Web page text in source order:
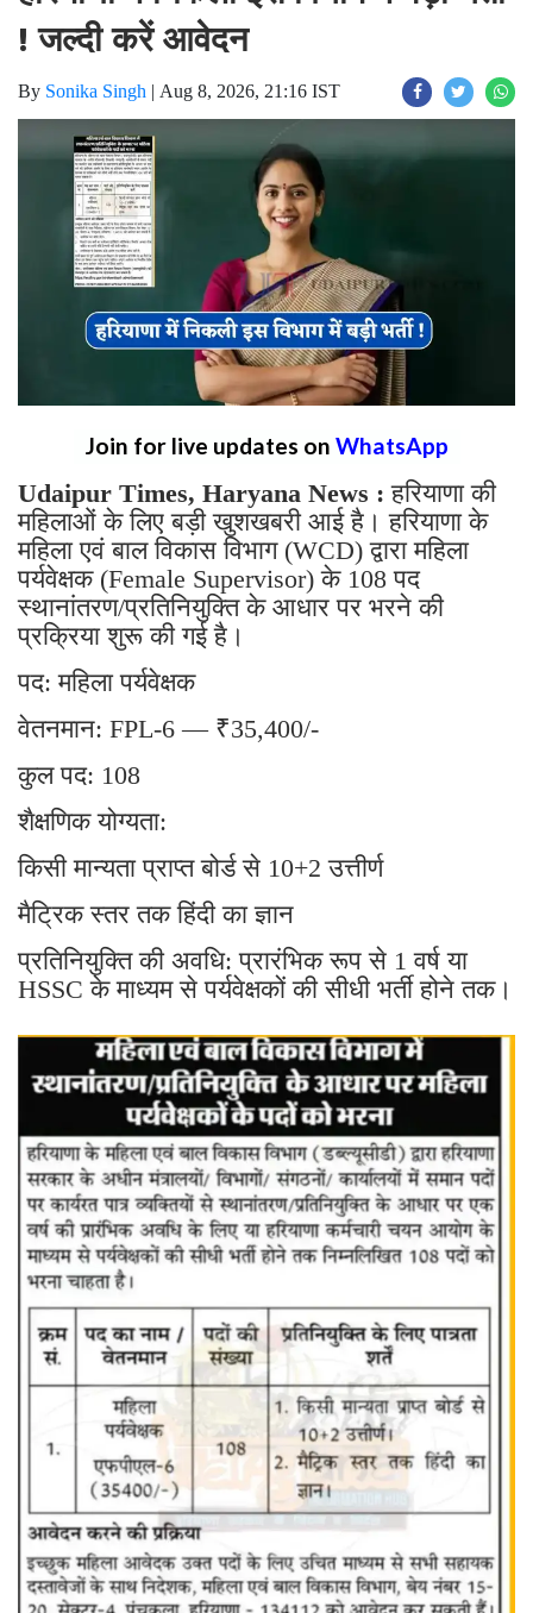
! जल्दी करें आवेदन
By Sonika Singh | Aug 8, 2026, 21:16 IST
Join for live updates on WhatsApp
Udaipur Times, Haryana News : हरियाणा की
महिलाओं के लिए बड़ी खुशखबरी आई है। हरियाणा के
महिला एवं बाल विकास विभाग (WCD) द्वारा महिला
पर्यवेक्षक (Female Supervisor) के 108 पद
स्थानांतरण/प्रतिनियुक्ति के आधार पर भरने की
प्रक्रिया शुरू की गई है।
पद: महिला पर्यवेक्षक
वेतनमान: FPL-6 — ₹35,400/-
कुल पद: 108
शैक्षणिक योग्यता:
किसी मान्यता प्राप्त बोर्ड से 10+2 उत्तीर्ण
मैट्रिक स्तर तक हिंदी का ज्ञान
प्रतिनियुक्ति की अवधि: प्रारंभिक रूप से 1 वर्ष या
HSSC के माध्यम से पर्यवेक्षकों की सीधी भर्ती होने तक।